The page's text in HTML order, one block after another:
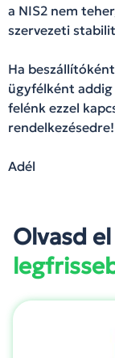
a NIS2 nem
szervezeti
Ha
ügyfélként addig
felénk ezzel
rendelkezésedre!
Adél
Olvasd el